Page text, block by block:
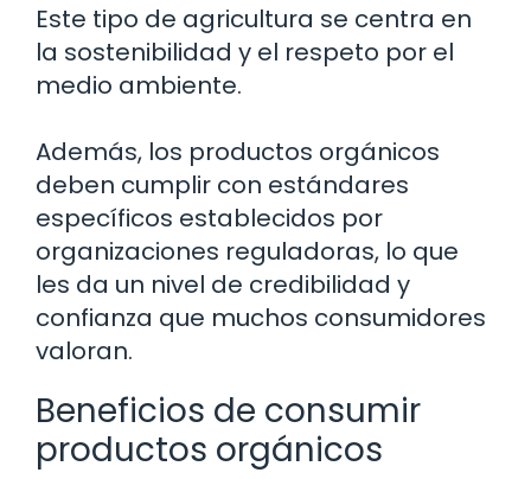
Este tipo de agricultura se centra en
la sostenibilidad y el respeto por el
medio ambiente.
Además, los productos orgánicos
deben cumplir con estándares
específicos establecidos por
organizaciones reguladoras, lo que
les da un nivel de credibilidad y
confianza que muchos consumidores
valoran.
Beneficios de consumir
productos orgánicos